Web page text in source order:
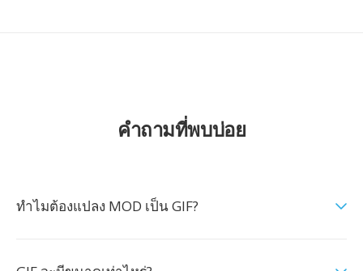
คำถามที่พบบ่อย
ทำไมต้องแปลง MOD เป็น GIF?